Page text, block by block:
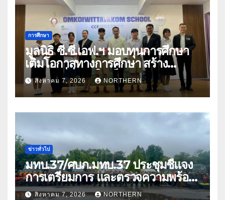
การศึกษา
มูลนิธิ ซี.ซี.เอฟ.ฯ มอบทุนการศึกษา
เติมโอกาสทางการศึกษา สร้าง
อนาคตที่มั่นคงให้เด็กและเยาวชน
ด้อยโอกาส
สิงหาคม 7, 2026 NORTHERN
ข่าวทั่วไป
มทบ.37/ศบภ.มทบ.37 ประชุมชี้แจง
การเตรียมการ และตรวจความพร้อม
ด้านการบรรเทาสาธารณภัย
สิงหาคม 7, 2026 NORTHERN